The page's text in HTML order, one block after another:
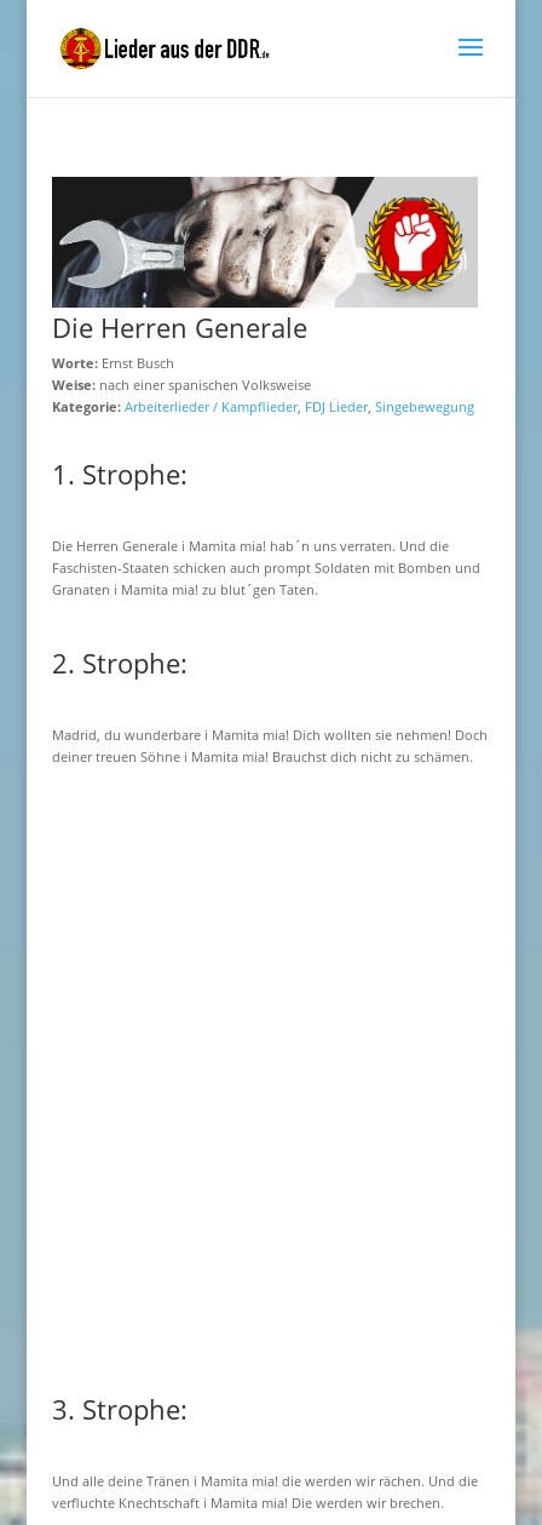
Die Herren Generale
Worte:Ernst Busch
Weise:nach einer spanischen Volksweise
Kategorie: Arbeiterlieder / Kampflieder, FDJ Lieder, Singebewegung
1. Strophe:
Die Herren Generale i Mamita mia! hab´n uns verraten. Und die
Faschisten-Staaten schicken auch prompt Soldaten mit Bomben und
Granaten i Mamita mia! zu blut´gen Taten.
2. Strophe:
Madrid, du wunderbare i Mamita mia! Dich wollten sie nehmen! Doch
deiner treuen Söhne i Mamita mia! Brauchst dich nicht zu schämen.
3. Strophe:
Und alle deine Tränen i Mamita mia! die werden wir rächen. Und die
verfluchte Knechtschaft i Mamita mia! Die werden wir brechen.